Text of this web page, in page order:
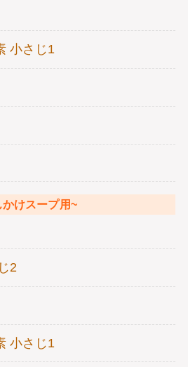
小さじ1
けスープ用~
2
小さじ1